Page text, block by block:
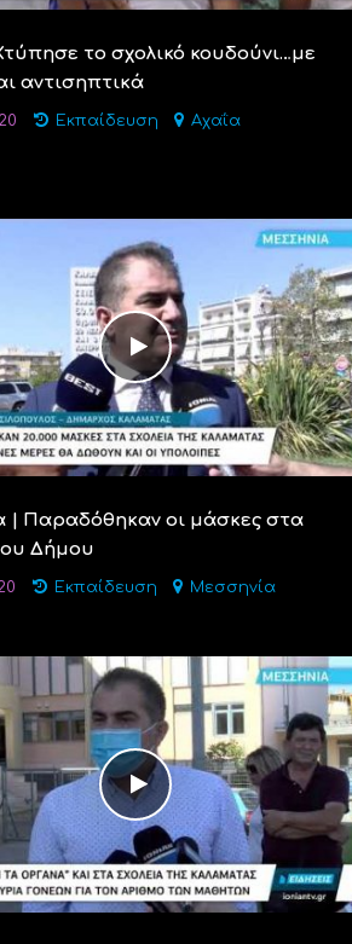
το σχολικό κουδούνι…με
αντισηπτικά
Εκπαίδευση Αχαΐα
| Παραδόθηκαν οι μάσκες στα
Δήμου
Εκπαίδευση Μεσσηνία